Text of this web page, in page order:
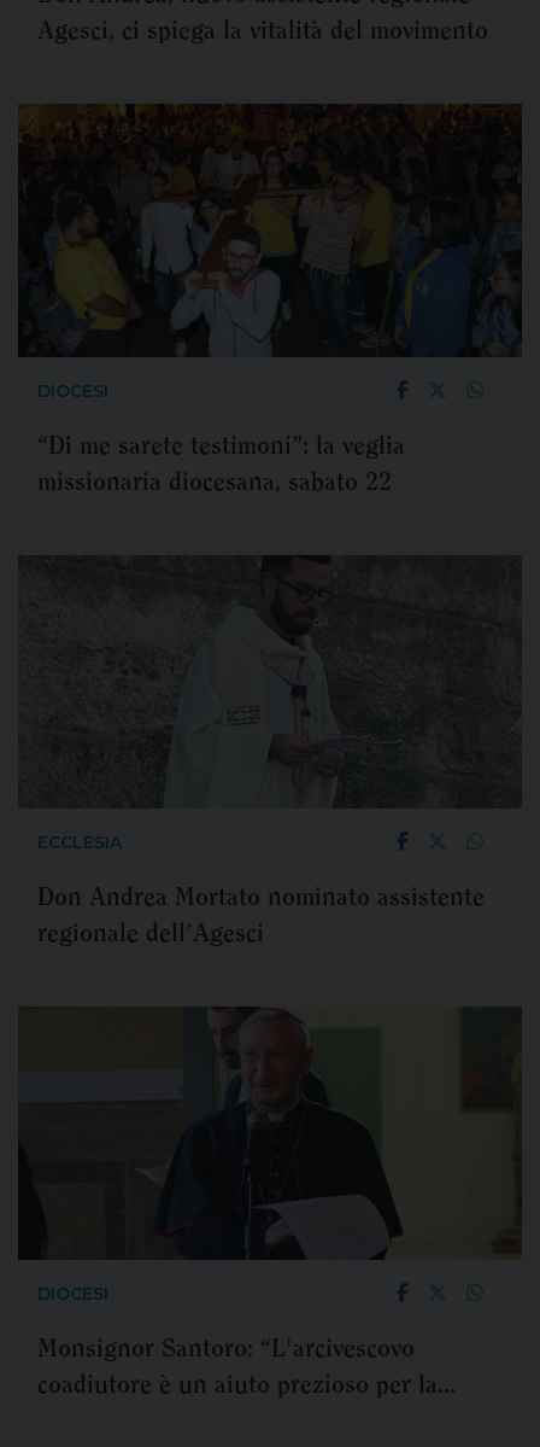
Agesci, ci spiega la vitalità del movimento
DIOCESI
“Di me sarete testimoni”: la veglia
missionaria diocesana, sabato 22
ECCLESIA
Don Andrea Mortato nominato assistente
regionale dell’Agesci
DIOCESI
Monsignor Santoro: “L'arcivescovo
coadiutore è un aiuto prezioso per la